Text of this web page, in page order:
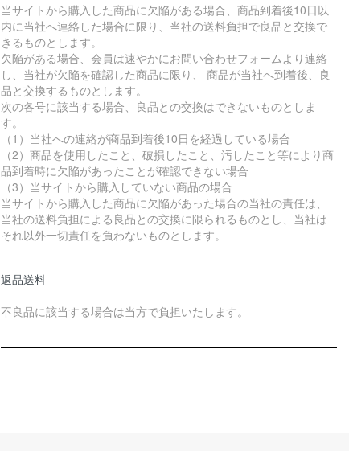
当サイトから購入した商品に欠陥がある場合、商品到着後10日以
内に当社へ連絡した場合に限り、当社の送料負担で良品と交換で
きるものとします。
欠陥がある場合、会員は速やかにお問い合わせフォームより連絡
し、当社が欠陥を確認した商品に限り、 商品が当社へ到着後、良
品と交換するものとします。
次の各号に該当する場合、良品との交換はできないものとしま
す。
（1）当社への連絡が商品到着後10日を経過している場合
（2）商品を使用したこと、破損したこと、汚したこと等により商
品到着時に欠陥があったことが確認できない場合
（3）当サイトから購入していない商品の場合
当サイトから購入した商品に欠陥があった場合の当社の責任は、
当社の送料負担による良品との交換に限られるものとし、当社は
それ以外一切責任を負わないものとします。
返品送料
不良品に該当する場合は当方で負担いたします。